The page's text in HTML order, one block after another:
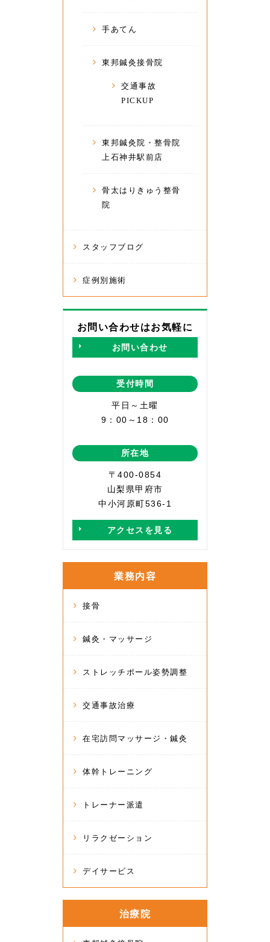
手あてん
東邦鍼灸接骨院
交通事故
PICKUP
東邦鍼灸院・整骨院
上石神井駅前店
骨太はりきゅう整骨
院
スタッフブログ
症例別施術
お問い合わせはお気軽に
お問い合わせ
受付時間
平日～土曜
9：00～18：00
所在地
〒400-0854
山梨県甲府市
中小河原町536-1
アクセスを見る
業務内容
接骨
鍼灸・マッサージ
ストレッチポール姿勢調整
交通事故治療
在宅訪問マッサージ・鍼灸
体幹トレーニング
トレーナー派遣
リラクゼーション
デイサービス
治療院